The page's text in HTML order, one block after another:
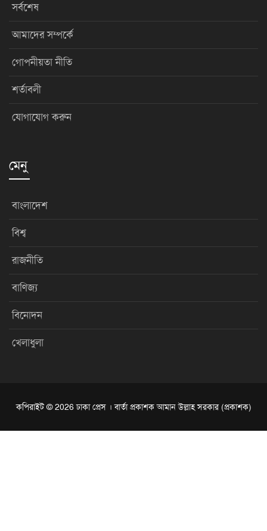
সর্বশেষ
আমাদের সম্পর্কে
গোপনীয়তা নীতি
শর্তাবলী
যোগাযোগ করুন
মেনু
বাংলাদেশ
বিশ্ব
রাজনীতি
বাণিজ্য
বিনোদন
খেলাধুলা
কপিরাইট © 2026 ঢাকা প্রেস । বার্তা প্রকাশক আমান উল্লাহ সরকার (প্রকাশক)